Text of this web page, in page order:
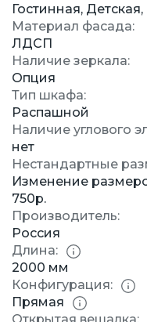
Гостинная,
Материал фасада:
ЛДСП
Наличие зеркала:
Опция
Тип шкафа:
Распашной
Наличие углового
нет
Нестандартные
Изменение
750р.
Производитель:
Россия
Длина:
2000 мм
Конфигурация:
Прямая